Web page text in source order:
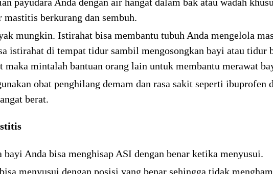
mastitis berkurang dan sembuh.
mungkin. Istirahat bisa membantu tubuh Anda mengelola
istirahat di tempat tidur sambil mengosongkan bayi atau tidur
maka mintalah bantuan orang lain untuk membantu merawat
obat penghilang demam dan rasa sakit seperti ibuprofen
berat.
bayi Anda bisa menghisap ASI dengan benar ketika menyusui.
menyusui dengan posisi yang benar sehingga tidak